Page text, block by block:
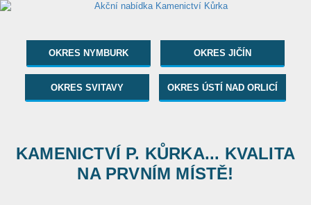
OKRES NYMBURK OKRES JIČÍN
OKRES SVITAVY OKRES ÚSTÍ NAD ORLICÍ
KAMENICTVÍ P. KŮRKA... KVALITA
NA PRVNÍM MÍSTĚ!